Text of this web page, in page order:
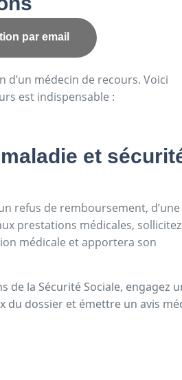
par email
d’un médecin de recours. Voici
est indispensable :
et
refus de remboursement, d’une
prestations médicales, sollicitez
médicale et apportera son
la Sécurité Sociale, engagez
du dossier et émettre un avis